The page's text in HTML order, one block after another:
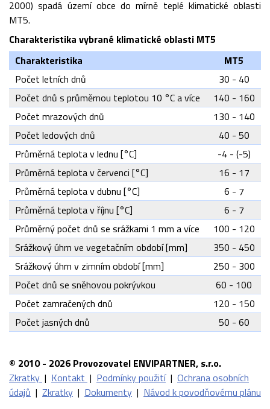
2000) spadá území obce do mírně teplé klimatické oblasti
MT5.
Charakteristika vybrané klimatické oblasti MT5
Charakteristika
MT5
Počet letních dnů
30 - 40
Počet dnů s průměrnou teplotou 10 °C a více
140 - 160
Počet mrazových dnů
130 - 140
Počet ledových dnů
40 - 50
Průměrná teplota v lednu [°C]
-4 - (-5)
Průměrná teplota v červenci [°C]
16 - 17
Průměrná teplota v dubnu [°C]
6 - 7
Průměrná teplota v říjnu [°C]
6 - 7
Průměrný počet dnů se srážkami 1 mm a více
100 - 120
Srážkový úhrn ve vegetačním období [mm]
350 - 450
Srážkový úhrn v zimním období [mm]
250 - 300
Počet dnů se sněhovou pokrývkou
60 - 100
Počet zamračených dnů
120 - 150
Počet jasných dnů
50 - 60
© 2010 - 2026 Provozovatel ENVIPARTNER, s.r.o.
Zkratky | Kontakt | Podmínky použití | Ochrana osobních
údajů | Zkratky | Dokumenty | Návod k povodňovému plánu